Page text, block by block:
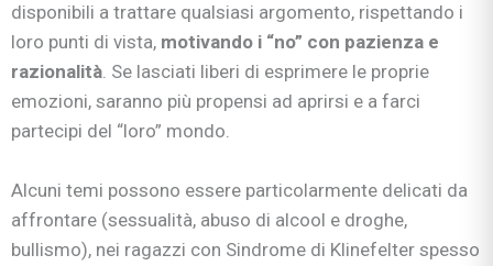
disponibili a trattare qualsiasi argomento, rispettando i
loro punti di vista, motivando i “no” con pazienza e
razionalità. Se lasciati liberi di esprimere le proprie
emozioni, saranno più propensi ad aprirsi e a farci
partecipi del “loro” mondo.
Alcuni temi possono essere particolarmente delicati da
affrontare (sessualità, abuso di alcool e droghe,
bullismo), nei ragazzi con Sindrome di Klinefelter spesso